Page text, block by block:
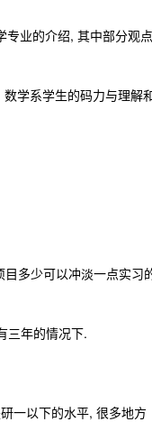
专业的介绍, 其中部分观点
学系学生的码力与理解
多少可以冲淡一点实习
三年的情况下.
一以下的水平, 很多地方